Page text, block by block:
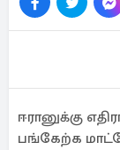
ஈரானுக்கு
பங்கேற்க